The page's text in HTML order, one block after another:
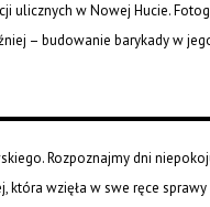
ulicznych w Nowej Hucie.
– budowanie barykady w
Rozpoznajmy dni
która wzięła w swe ręce